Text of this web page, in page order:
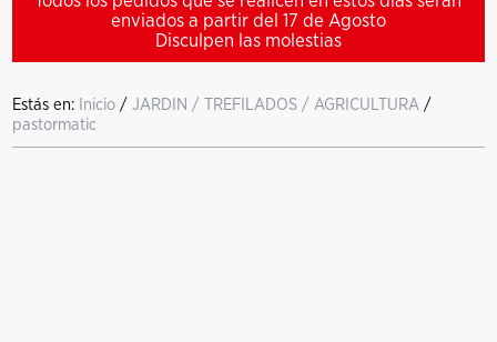
enviados a partir del 17 de Agosto
Disculpen las molestias
Estás en: Inicio /JARDIN / TREFILADOS / AGRICULTURA /
pastormatic